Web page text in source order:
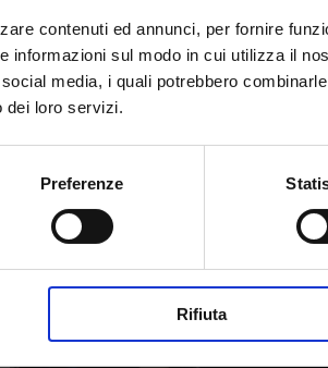
contenuti ed annunci, per fornire
informazioni sul modo in cui utilizza il
media, i quali potrebbero
dei loro servizi.
Preferenze
Rifiuta
Ingoiare: come digerire i
bocconi indigesti della vita
daCamilla Marta Milani
Perché la società ci vuole tutti
fuoriclasse...